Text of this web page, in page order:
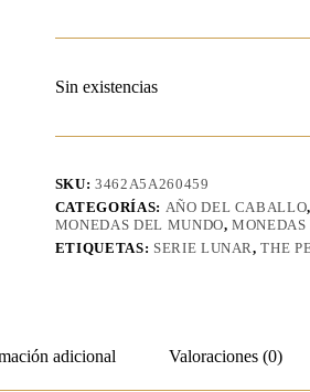
Sin existencias
SKU:3462A5A260459
CATEGORÍAS: AÑO DEL CABALLO,
MONEDAS DEL MUNDO,
ETIQUETAS: SERIE LUNAR,THE
adicional Valoraciones (0)